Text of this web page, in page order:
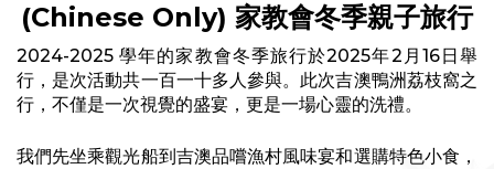
(Chinese Only) 家教會冬季親子旅行
2024-2025 學年的家教會冬季旅行於2025年2月16日舉
行，是次活動共一百一十多人參與。此次吉澳鴨洲荔枝窩之
行，不僅是一次視覺的盛宴，更是一場心靈的洗禮。
我們先坐乘觀光船到吉澳品嚐漁村風味宴和選購特色小食，